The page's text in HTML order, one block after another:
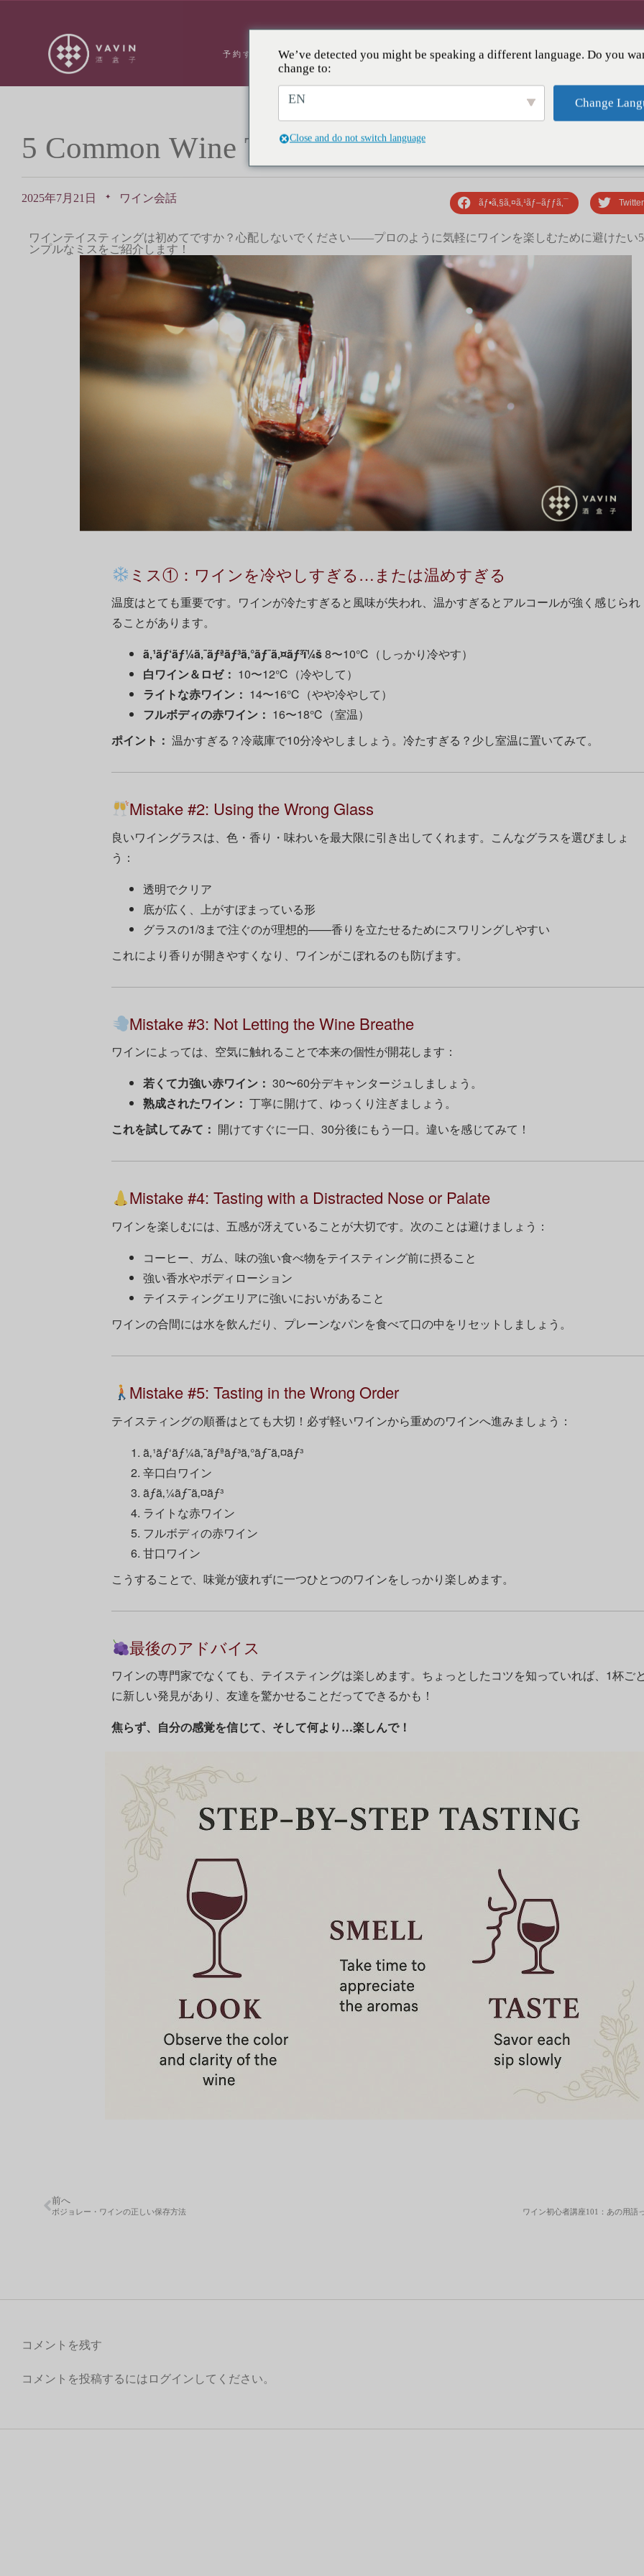
予約する ÃƑ¯Ã‚¤ÃƑ³Ã‚»ÃƑ©ÃƑ¼ Ã‚¤ÃƑ™ÃƑ³ÃƑˆÏ¼†Ã‚¯ÃƑ©ÃƑ–
5 Common Wine T sting Mistak
2025年7月21日 ✦ ワイン会話 ãƒ•ã‚§ã‚¤ã‚¹ãƒ–ãƒƒã‚¯ Twitter
ワインテイスティングは初めてですか？心配しないでください——プロのように気軽にワインを楽しむために避けたい
ンプルなミスをご紹介します！
ミス①：ワインを冷やしすぎる…または温めすぎる
温度はとても重要です。ワインが冷たすぎると風味が失われ、温かすぎるとアルコールが強く感じられ
ることがあります。
ã‚¹ãƒ‘ãƒ¼ã‚¯ãƒªãƒ³ã‚°ãƒ¯ã‚¤ãƒ³ï¼š8〜10℃（しっかり冷やす）
白ワイン＆ロゼ： 10〜12℃（冷やして）
ライトな赤ワイン： 14〜16℃（やや冷やして）
フルボディの赤ワイン： 16〜18℃（室温）
ポイント： 温かすぎる？冷蔵庫で10分冷やしましょう。冷たすぎる？少し室温に置いてみて。
Mistake #2: Using the Wrong Glass
良いワイングラスは、色・香り・味わいを最大限に引き出してくれます。こんなグラスを選びましょ
う：
透明でクリア
底が広く、上がすぼまっている形
グラスの1/3まで注ぐのが理想的——香りを立たせるためにスワリングしやすい
これにより香りが開きやすくなり、ワインがこぼれるのも防げます。
Mistake #3: Not Letting the Wine Breathe
ワインによっては、空気に触れることで本来の個性が開花します：
若くて力強い赤ワイン： 30〜60分デキャンタージュしましょう。
熟成されたワイン： 丁寧に開けて、ゆっくり注ぎましょう。
これを試してみて： 開けてすぐに一口、30分後にもう一口。違いを感じてみて！
Mistake #4: Tasting with a Distracted Nose or Palate
ワインを楽しむには、五感が冴えていることが大切です。次のことは避けましょう：
コーヒー、ガム、味の強い食べ物をテイスティング前に摂ること
強い香水やボディローション
テイスティングエリアに強いにおいがあること
ワインの合間には水を飲んだり、プレーンなパンを食べて口の中をリセットしましょう。
Mistake #5: Tasting in the Wrong Order
テイスティングの順番はとても大切！必ず軽いワインから重めのワインへ進みましょう：
ã‚¹ãƒ‘ãƒ¼ã‚¯ãƒªãƒ³ã‚°ãƒ¯ã‚¤ãƒ³
辛口白ワイン
ãƒ­ã‚¼ãƒ¯ã‚¤ãƒ³
ライトな赤ワイン
フルボディの赤ワイン
甘口ワイン
こうすることで、味覚が疲れずに一つひとつのワインをしっかり楽しめます。
最後のアドバイス
ワインの専門家でなくても、テイスティングは楽しめます。ちょっとしたコツを知っていれば、1杯ご
に新しい発見があり、友達を驚かせることだってできるかも！
焦らず、自分の感覚を信じて、そして何より…楽しんで！
前へ
ボジョレー・ワインの正しい保存方法 ワイン初心者講座101：あの用語
コメントを残す
コメントを投稿するには ログイン してください。
We’ve detected you might be speaking a different language. Do you
change to:
EN Change
Close and do not switch language